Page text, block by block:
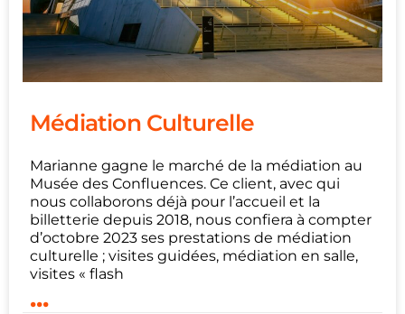
Médiation Culturelle
Marianne gagne le marché de la médiation au
Musée des Confluences. Ce client, avec qui
nous collaborons déjà pour l’accueil et la
billetterie depuis 2018, nous confiera à compter
d’octobre 2023 ses prestations de médiation
culturelle ; visites guidées, médiation en salle,
visites « flash
...